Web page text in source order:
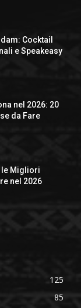
Cocktail
e Speakeasy
nel 2026: 20
da Fare
le Migliori
nel 2026
125
85